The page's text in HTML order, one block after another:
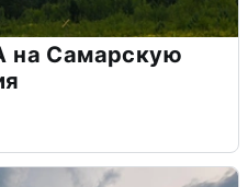
на Самарскую